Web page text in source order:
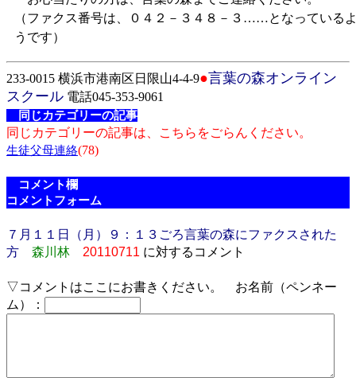
（ファクス番号は、０４２－３４８－３……となっている
うです）
233-0015 横浜市港南区日限山4-4-9●言葉の森オンライン
スクール 電話045-353-9061
同じカテゴリーの記事
同じカテゴリーの記事は、こちらをごらんください。
生徒父母連絡(78)
コメント欄
コメントフォーム
７月１１日（月）９：１３ごろ言葉の森にファクスされた
方
森川林 20110711 に対するコメント
▽コメントはここにお書きください。 お名前（ペンネー
ム）：